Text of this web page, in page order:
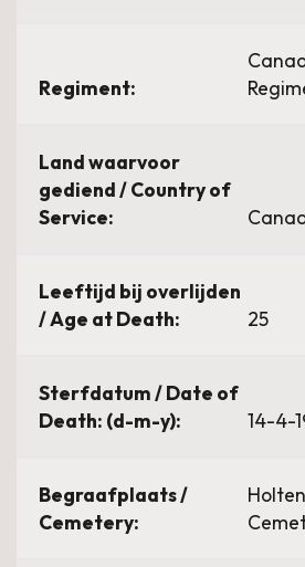
Regiment:
Land waarvoor
gediend / Country of
Service:
Leeftijd bij overlijden
/ Age at Death:
25
Sterfdatum / Date of
Death: (d-m-y):
14-4-
Begraafplaats /
Cemetery: